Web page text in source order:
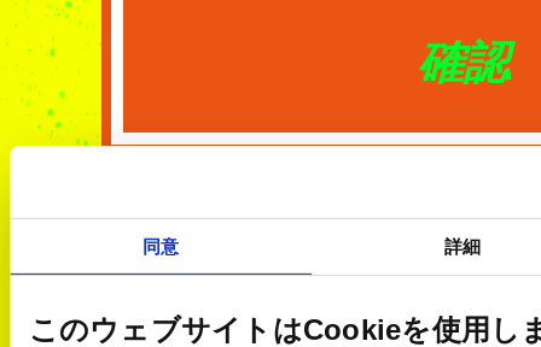
同意 詳細
このウェブサイトはCookieを使用し
確認